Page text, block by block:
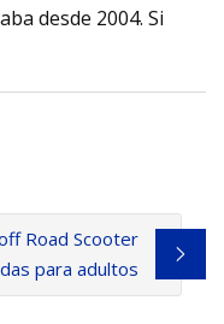
desde 2004. Si
Road Scooter
para adultos